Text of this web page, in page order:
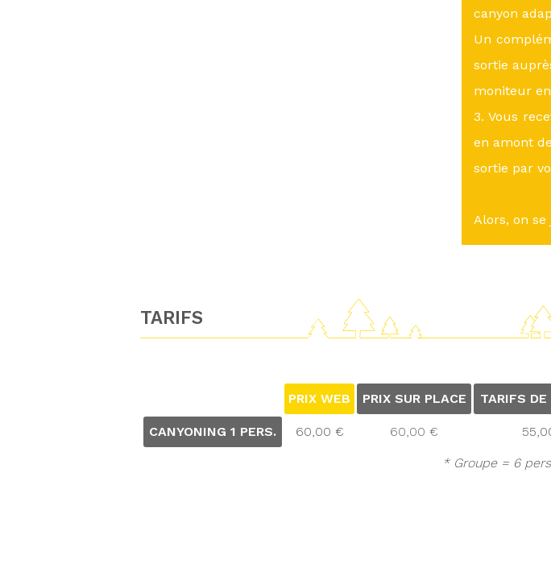
canyon
Un
sortie
moniteur
3. Vous
en amont
sortie par
Alors, on se
TARIFS
PRIX WEB PRIX SUR PLACE TARIFS
CANYONING 1 PERS. 60,00 € 60,00 €
* Groupe = 6